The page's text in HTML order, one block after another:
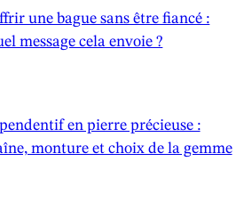
une bague sans être fiancé :
message cela envoie ?
en pierre précieuse :
monture et choix de la gemme